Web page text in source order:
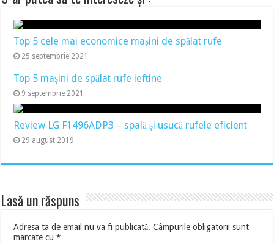
Top 5 cele mai economice mașini de spălat rufe
25 septembrie 2021
Top 5 mașini de spălat rufe ieftine
9 septembrie 2021
Review LG F1496ADP3 – spală și usucă rufele eficient
29 august 2019
Lasă un răspuns
Adresa ta de email nu va fi publicată. Câmpurile obligatorii sunt
marcate cu*